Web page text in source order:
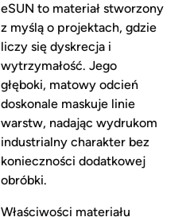
eSUN to materiał stworzony
z myślą o projektach, gdzie
liczy się dyskrecja i
wytrzymałość. Jego
głęboki, matowy odcień
doskonale maskuje linie
warstw, nadając wydrukom
industrialny charakter bez
konieczności dodatkowej
obróbki.
Właściwości materiału